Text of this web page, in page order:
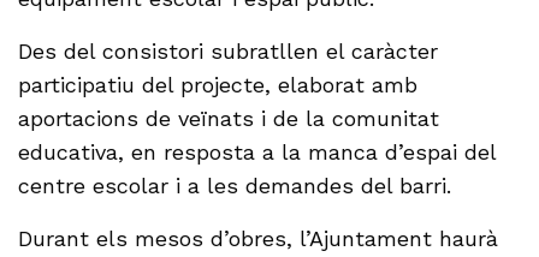
Des del consistori subratllen el caràcter
participatiu del projecte, elaborat amb
aportacions de veïnats i de la comunitat
educativa, en resposta a la manca d’espai del
centre escolar i a les demandes del barri.
Durant els mesos d’obres, l’Ajuntament haurà